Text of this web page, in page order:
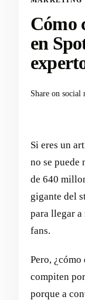
Cómo
en
Share on social
Si eres un
no se puede
de 640
gigante del
para llegar a
fans.
Pero, ¿cómo
compiten
porque a